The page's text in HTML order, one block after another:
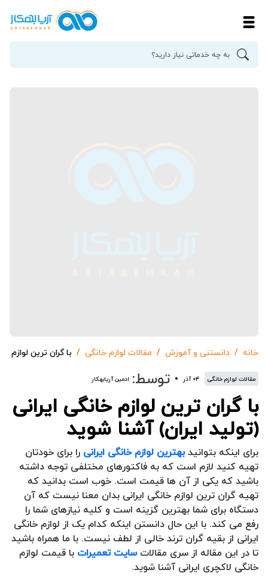
خانه دانستنی و آموزش مقالات لوازم خانگی با گران ترین لوازم
مقالات لوازم خانگی ۰۴ آذر توسط: ادمین آریابهکار
با گران ترین لوازم خانگی ایرانی
(تولید ایران) آشنا شوید
برای اینکه بتوانیدبهترین لوازم خانگی ایرانی را برای خودتان
تهیه کنید لازم است که به فاکتورهای مختلفی توجه داشته
باشید که یکی از آن ها قیمت است. خوب است بدانید که
تهیه گران ترین لوازم خانگی ایرانی بدان معنا نیست که آن
دستگاه برای شما بهترین گزینه است و کلیه نیازهای شما را
رفع می کند. با این حال دانستن اینکه کدام یک از لوازم خانگی
ایرانی از بقیه گران ترند خالی از لطف نیست. با ما همراه باشید
تا در این مقاله از سری مقالاتسایت تعمیرات با قیمت لوازم
خانگی لاکچری ایرانی آشنا شوید.